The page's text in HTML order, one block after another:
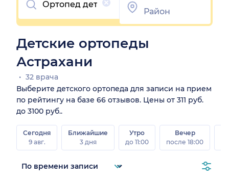
Детские ортопеды
Астрахани
32 врача
Выберите детского ортопеда для записи на прием
по рейтингу на базе 66 отзывов. Цены от 311 руб.
до 3100 руб..
Сегодня
9 авг.
Ближайшие
3 дня
Утро
до 11:00
Вечер
после 18:00